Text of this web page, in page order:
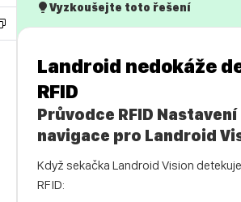
Vyzkoušejte toto řešení
Landroid nedokáže
RFID
Průvodce RFID
navigace pro Landroid
Když sekačka Landroid Vision
RFID: